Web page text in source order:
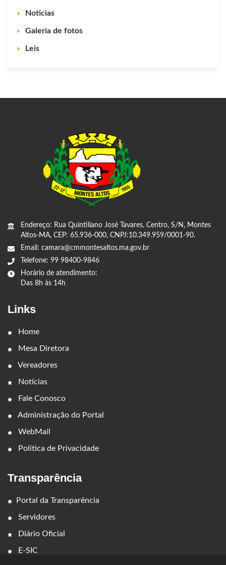
Noticias
Galeria de fotos
Leis
Endereço: Rua Quintiliano José Tavares, Centro, S/N, Montes
Altos-MA, CEP: 65.936-000, CNPJ:10.349.959/0001-90.
Email: camara@cmmontesaltos.ma.gov.br
Telefone: 99 98400-9846
Horário de atendimento:
Das 8h às 14h
Links
Home
Mesa Diretora
Vereadores
Notícias
Fale Conosco
Administração do Portal
WebMail
Política de Privacidade
Transparência
Portal da Transparência
Servidores
Diário Oficial
E-SIC